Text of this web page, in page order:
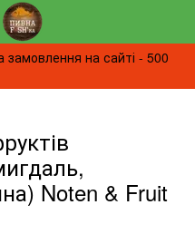
замовлення на сайті - 500
Noten & Fruit